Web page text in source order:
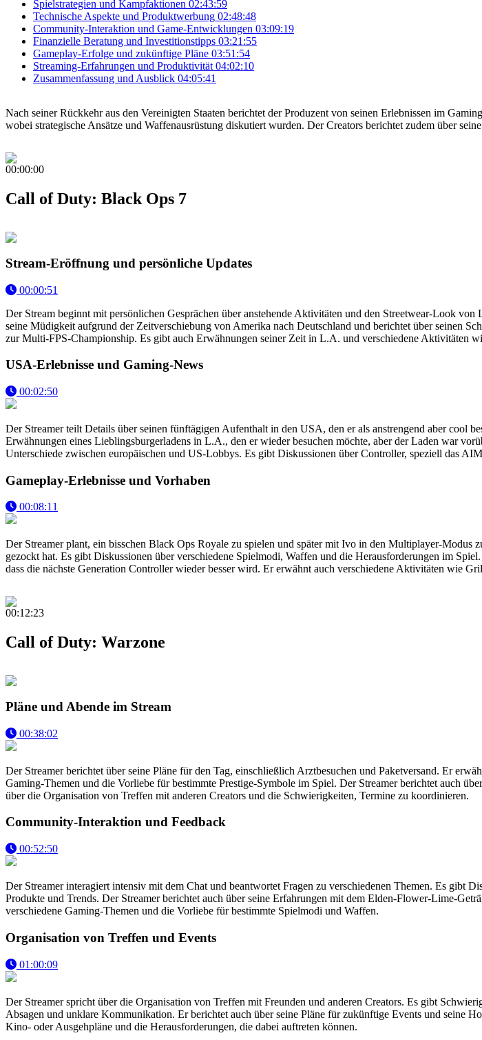
Spielstrategien und Kampfaktionen 02:43:59
Technische Aspekte und Produktwerbung 02:48:48
Community-Interaktion und Game-Entwicklungen 03:09:19
Finanzielle Beratung und Investitionstipps 03:21:55
Gameplay-Erfolge und zukünftige Pläne 03:51:54
Streaming-Erfahrungen und Produktivität 04:02:10
Zusammenfassung und Ausblick 04:05:41
Nach seiner Rückkehr aus den Vereinigten Staaten berichtet der Produzent von seinen Erlebnissen im
wobei strategische Ansätze und Waffenausrüstung diskutiert wurden. Der Creators berichtet zudem über
00:00:00
Call of Duty: Black Ops 7
Stream-Eröffnung und persönliche Updates
00:00:51
Der Stream beginnt mit persönlichen Gesprächen über anstehende Aktivitäten und den Streetwear-Look
seine Müdigkeit aufgrund der Zeitverschiebung von Amerika nach Deutschland und berichtet über seinen
zur Multi-FPS-Championship. Es gibt auch Erwähnungen seiner Zeit in L.A. und verschiedene Aktivitäten
USA-Erlebnisse und Gaming-News
00:02:50
Der Streamer teilt Details über seinen fünftägigen Aufenthalt in den USA, den er als anstrengend aber cool
Erwähnungen eines Lieblingsburgerladens in L.A., den er wieder besuchen möchte, aber der Laden war
Unterschiede zwischen europäischen und US-Lobbys. Es gibt Diskussionen über Controller, speziell das
Gameplay-Erlebnisse und Vorhaben
00:08:11
Der Streamer plant, ein bisschen Black Ops Royale zu spielen und später mit Ivo in den Multiplayer-
gezockt hat. Es gibt Diskussionen über verschiedene Spielmodi, Waffen und die Herausforderungen im
dass die nächste Generation Controller wieder besser wird. Er erwähnt auch verschiedene Aktivitäten wie
00:12:23
Call of Duty: Warzone
Pläne und Abende im Stream
00:38:02
Der Streamer berichtet über seine Pläne für den Tag, einschließlich Arztbesuchen und Paketversand. Er
Gaming-Themen und die Vorliebe für bestimmte Prestige-Symbole im Spiel. Der Streamer berichtet auch
über die Organisation von Treffen mit anderen Creators und die Schwierigkeiten, Termine zu koordinieren.
Community-Interaktion und Feedback
00:52:50
Der Streamer interagiert intensiv mit dem Chat und beantwortet Fragen zu verschiedenen Themen. Es gibt
Produkte und Trends. Der Streamer berichtet auch über seine Erfahrungen mit dem Elden-Flower-Lime-
verschiedene Gaming-Themen und die Vorliebe für bestimmte Spielmodi und Waffen.
Organisation von Treffen und Events
01:00:09
Der Streamer spricht über die Organisation von Treffen mit Freunden und anderen Creators. Es gibt
Absagen und unklare Kommunikation. Er berichtet auch über seine Pläne für zukünftige Events und seine
Kino- oder Ausgehpläne und die Herausforderungen, die dabei auftreten können.